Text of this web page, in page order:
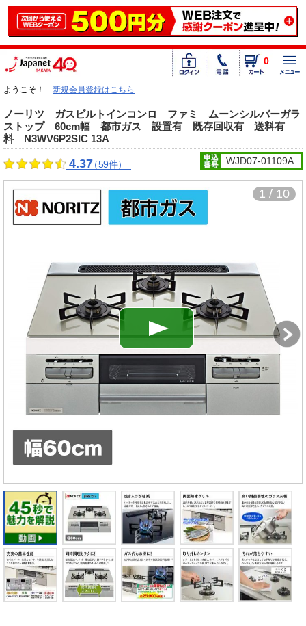
0
ようこそ！ 新規会員登録はこちら
ノーリツ ガスビルトインコンロ ファミ ムーンシルバーガラ
ストップ 60cm幅 都市ガス 設置有 既存回収有 送料有
料 N3WV6P2SIC 13A
4.37（59件） WJD07-01109A
1 / 10